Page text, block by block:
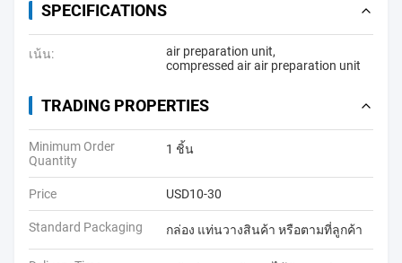
SPECIFICATIONS
เน้น: air preparation unit,
compressed air air preparation unit
TRADING PROPERTIES
Minimum Order
Quantity
1 ชิ้น
Price USD10-30
Standard Packaging กล่อง แท่นวางสินค้า หรือตามที่ลูกค้า